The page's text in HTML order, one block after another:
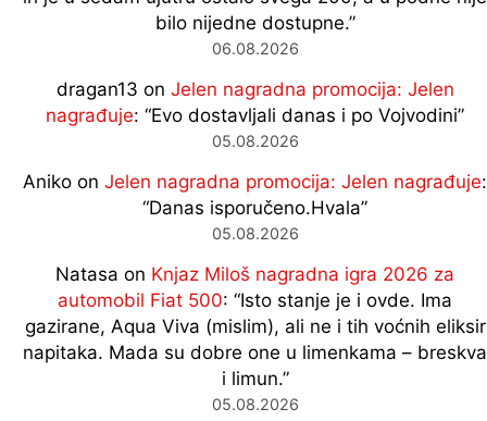
bilo nijedne dostupne.”
06.08.2026
dragan13 on Jelen nagradna promocija: Jelen
nagrađuje: “Evo dostavljali danas i po Vojvodini”
05.08.2026
Aniko on Jelen nagradna promocija: Jelen nagrađuje:
“Danas isporučeno.Hvala”
05.08.2026
Natasa on Knjaz Miloš nagradna igra 2026 za
automobil Fiat 500: “Isto stanje je i ovde. Ima
gazirane, Aqua Viva (mislim), ali ne i tih voćnih eliksir
napitaka. Mada su dobre one u limenkama – breskva
i limun.”
05.08.2026